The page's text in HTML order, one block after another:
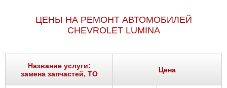
ЦЕНЫ НА РЕМОНТ АВТОМОБИЛЕЙ
CHEVROLET LUMINA
Название услуги:
замена запчастей, ТО
Цена